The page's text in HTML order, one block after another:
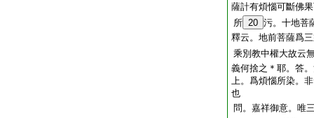
薩計有煩惱可斷佛
所 20 污。十地菩
釋云。地前菩薩爲
乘別教中權大故云
義何捨之＊耶。答
上。爲煩惱所染。
也
問。嘉祥御意。唯